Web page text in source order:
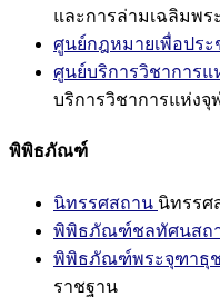
และการล่ามเฉลิมพร
ศูนย์กฎหมายเพื่อปร
ศูนย์บริการวิชาการ
บริการวิชาการแห่ง
พิพิธภัณฑ์
นิทรรศสถาน นิทรรศ
พิพิธภัณฑ์ชลทัศนสถ
พิพิธภัณฑ์พระจุฑาธุ
ราชฐาน